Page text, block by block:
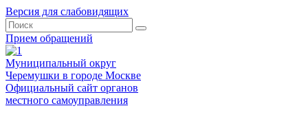
Версия для слабовидящих
Прием обращений
Муниципальный округ
Черемушки в городе Москве
Официальный сайт органов
местного самоуправления